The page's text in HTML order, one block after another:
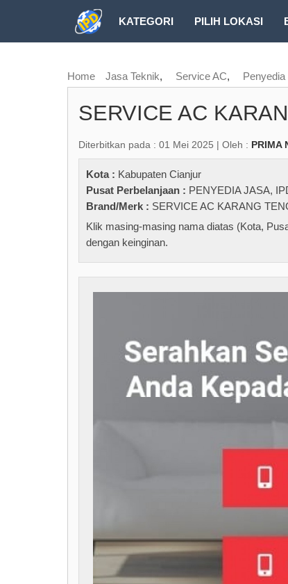
KATEGORI PILIH LOKASI
Home
Jasa Teknik, Service AC,
SERVICE AC
Diterbitkan pada : 01 Mei 2025 | Oleh : PRIMA
Kota : Kabupaten Cianjur
Pusat Perbelanjaan : PENYEDIA JASA,
Brand/Merk : SERVICE AC KARANG
Klik masing-masing nama diatas (Kota,
dengan keinginan.